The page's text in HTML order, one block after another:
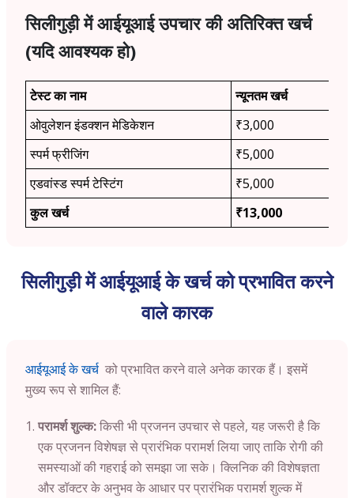
सिलीगुड़ी में आईयूआई उपचार की अतिरिक्त खर्च
(यदि आवश्यक हो)
टेस्ट का नाम
न्यूनतम खर्च
ओवुलेशन इंडक्शन मेडिकेशन
₹3,000
स्पर्म फ्रीजिंग
₹5,000
एडवांस्ड स्पर्म टेस्टिंग
₹5,000
कुल खर्च
₹13,000
सिलीगुड़ी में आईयूआई के खर्च को प्रभावित करने
वाले कारक
आईयूआई के खर्च को प्रभावित करने वाले अनेक कारक हैं। इसमें
मुख्य रूप से शामिल हैं:
परामर्श शुल्क:किसी भी प्रजनन उपचार से पहले, यह जरूरी है कि
एक प्रजनन विशेषज्ञ से प्रारंभिक परामर्श लिया जाए ताकि रोगी की
समस्याओं की गहराई को समझा जा सके। क्लिनिक की विशेषज्ञता
और डॉक्टर के अनुभव के आधार पर प्रारंभिक परामर्श शुल्क में